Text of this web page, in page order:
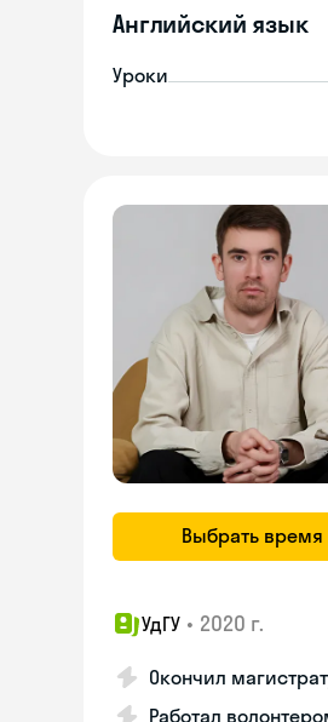
Английский язык
Уроки
Выбрать время
УдГУ • 2020 г.
Окончил
Работал